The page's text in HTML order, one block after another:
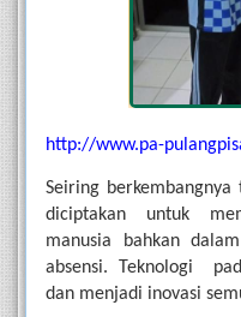
http://www.pa-
Seiring
diciptakan untuk
manusia bahkan
absensi. Teknologi
dan menjadi inovasi